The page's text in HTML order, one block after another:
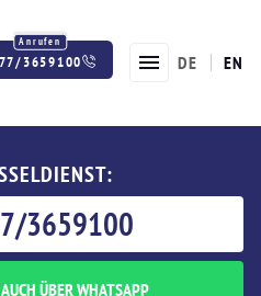
3659100 DE EN
3659100
ÜBER WHATSAPP